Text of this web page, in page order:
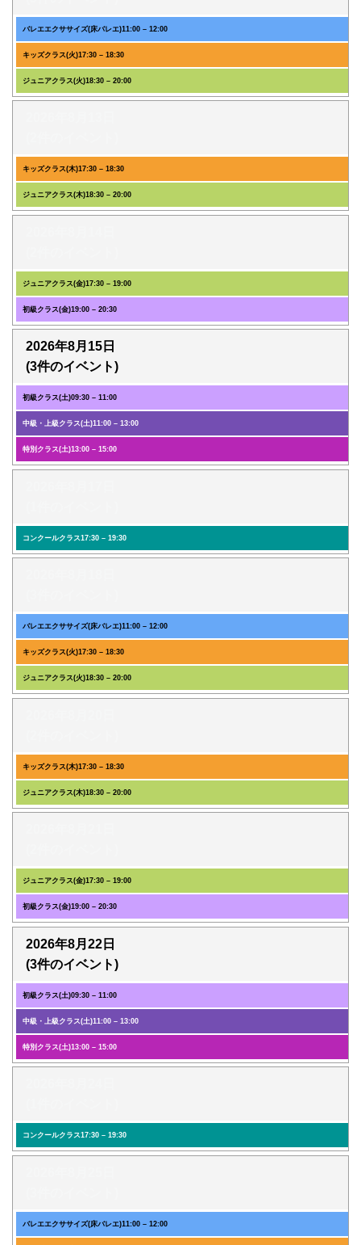
バレエエクササイズ(床バレエ)11:00 – 12:00
キッズクラス(火)17:30 – 18:30
ジュニアクラス(火)18:30 – 20:00
キッズクラス(木)17:30 – 18:30
ジュニアクラス(木)18:30 – 20:00
ジュニアクラス(金)17:30 – 19:00
初級クラス(金)19:00 – 20:30
2026年8月15日
(3件のイベント)
初級クラス(土)09:30 – 11:00
中級・上級クラス(土)11:00 – 13:00
特別クラス(土)13:00 – 15:00
コンクールクラス17:30 – 19:30
バレエエクササイズ(床バレエ)11:00 – 12:00
キッズクラス(火)17:30 – 18:30
ジュニアクラス(火)18:30 – 20:00
キッズクラス(木)17:30 – 18:30
ジュニアクラス(木)18:30 – 20:00
ジュニアクラス(金)17:30 – 19:00
初級クラス(金)19:00 – 20:30
2026年8月22日
(3件のイベント)
初級クラス(土)09:30 – 11:00
中級・上級クラス(土)11:00 – 13:00
特別クラス(土)13:00 – 15:00
コンクールクラス17:30 – 19:30
バレエエクササイズ(床バレエ)11:00 – 12:00